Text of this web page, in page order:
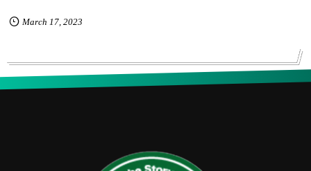
March 17, 2023